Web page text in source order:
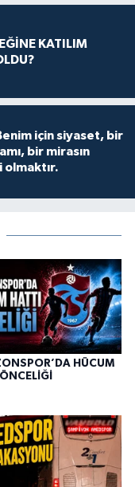
KATILIM
için siyaset, bir
bir mirasın
olmaktır.
HÜCUM